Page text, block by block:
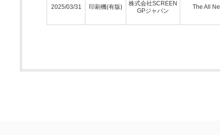
2025/03/31 印刷機(有版)
株式会社SCREEN
GPジャパン
The All